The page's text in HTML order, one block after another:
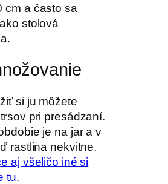
cm a často sa
stolová
si ju môžete
pri presádzaní.
je na jar a v
rastlina nekvitne.
aj všeličo iné si
tu.